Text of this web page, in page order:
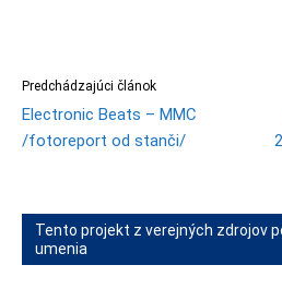
Predchádzajúci článok
Electronic Beats – MMC
/fotoreport od stanči/
Tento projekt z verejných zdrojov
umenia